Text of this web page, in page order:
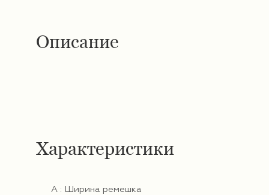
Описание
Характеристики
А : Ширина ремешка